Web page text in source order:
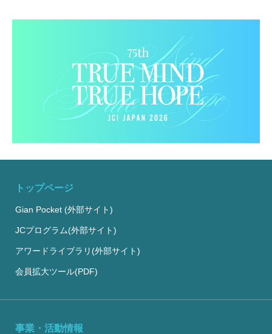
トップページ
Gian Pocket (外部サイト)
JCプログラム(外部サイト)
アワードライブラリ(外部サイト)
会員拡大ツール(PDF)
事業・活動情報